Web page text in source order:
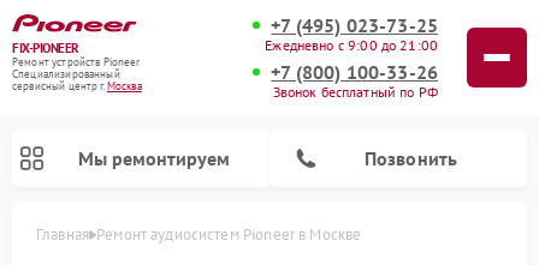
FIX-PIONEER
Ремонт устройств Pioneer
Специализированный
cервисный центр г.Москва
+7 (495) 023-73-25
Ежедневно с 9:00 до 21:00
+7 (800) 100-33-26
Звонок бесплатный по РФ
Мы ремонтируем Позвонить
Главная Ремонт аудиосистем Pioneer в Москве